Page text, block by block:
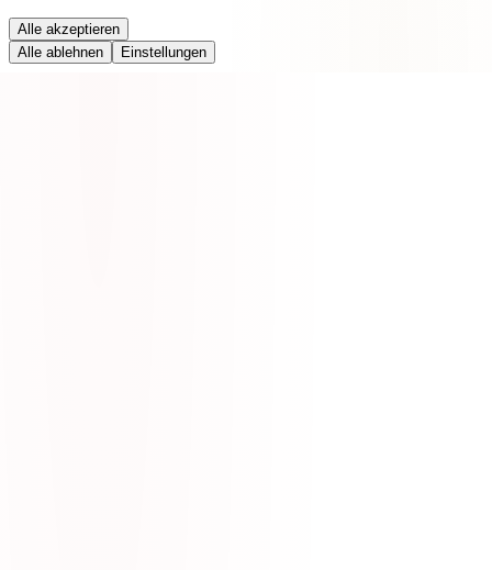
Alle akzeptieren
Alle ablehnen
Einstellungen